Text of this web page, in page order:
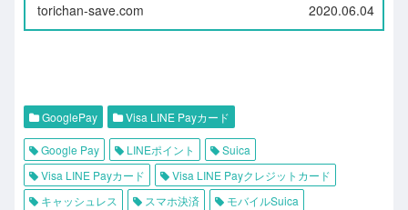
torichan-save.com 2020.06.04
GooglePay Visa LINE Payカード
Google Pay LINEポイント
Suica
Visa LINE Payカード
Visa LINE Payクレジットカード
キャッシュレス
スマホ決済
モバイルSuica